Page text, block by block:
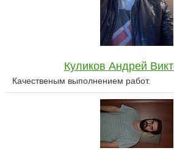
Куликов Андрей
Качественым выполнением работ.